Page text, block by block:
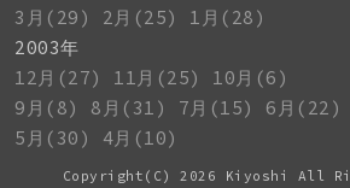
3月(29)
2月(25)
1月(28)
2003年
12月(27)
11月(25)
10月(6)
9月(8)
8月(31) 7月(15)
6月(22)
5月(30)
4月(10)
Copyright(C) 2026 Kiyoshi All